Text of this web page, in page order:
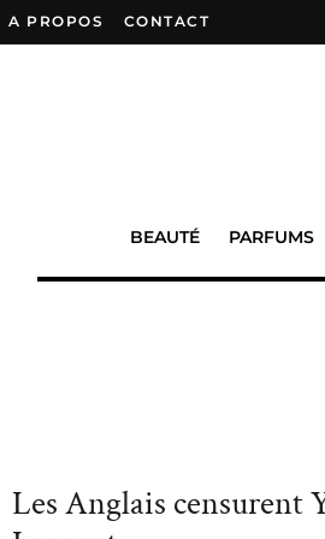
A PROPOS CONTACT
BEAUTÉ PARFUMS
Les Anglais censurent